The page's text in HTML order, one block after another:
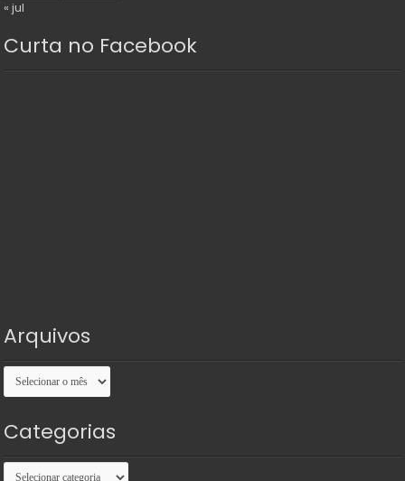
« jul
Curta no Facebook
Arquivos
Arquivos
Categorias
Categorias